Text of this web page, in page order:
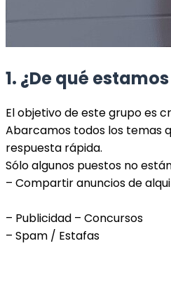
1. ¿De qué
El objetivo de este grupo es
Abarcamos todos los temas
respuesta rápida.
Sólo algunos puestos no
– Compartir anuncios de
– Publicidad – Concursos
– Spam / Estafas